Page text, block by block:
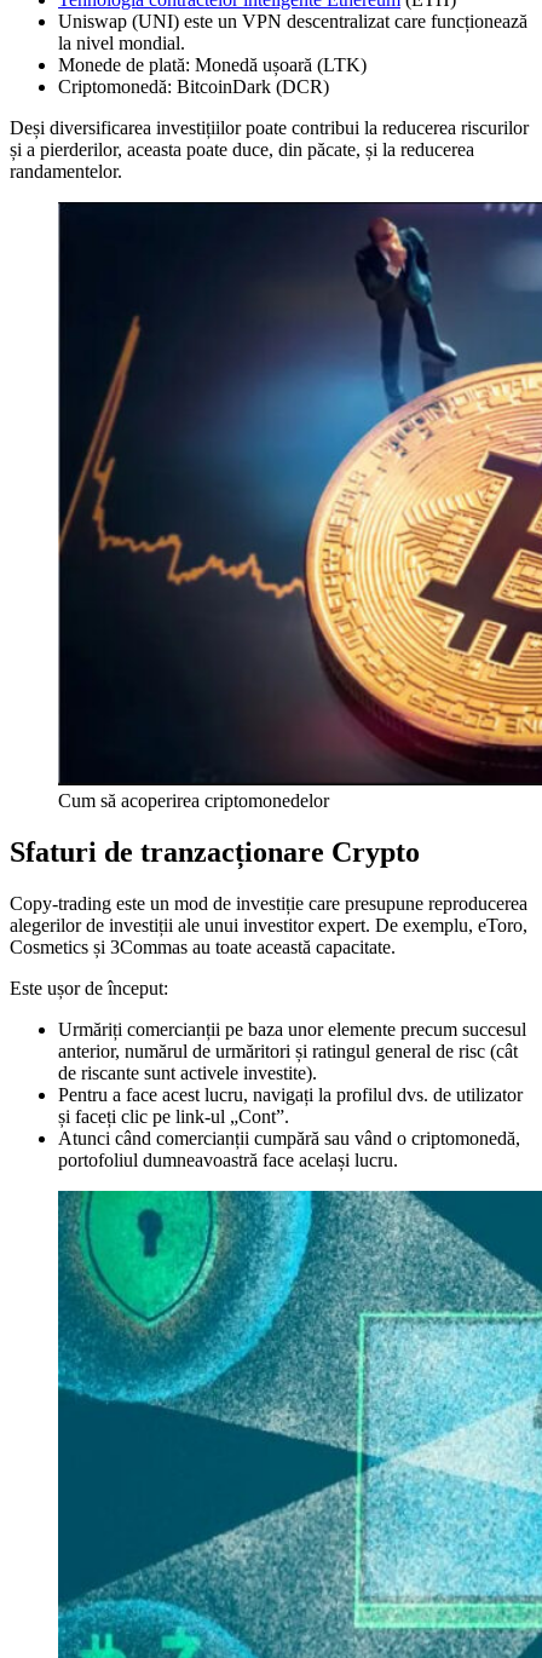
Uniswap (UNI) este un VPN descentralizat care funcționează
la nivel mondial.
Monede de plată: Monedă ușoară (LTK)
Criptomonedă: BitcoinDark (DCR)
Deși diversificarea investițiilor poate contribui la reducerea riscurilor
și a pierderilor, aceasta poate duce, din păcate, și la reducerea
randamentelor.
Cum să acoperirea criptomonedelor
Sfaturi de tranzacționare Crypto
Copy-trading este un mod de investiție care presupune reproducerea
alegerilor de investiții ale unui investitor expert. De exemplu, eToro,
Cosmetics și 3Commas au toate această capacitate.
Este ușor de început:
Urmăriți comercianții pe baza unor elemente precum succesul
anterior, numărul de urmăritori și ratingul general de risc (cât
de riscante sunt activele investite).
Pentru a face acest lucru, navigați la profilul dvs. de utilizator
și faceți clic pe link-ul „Cont”.
Atunci când comercianții cumpără sau vând o criptomonedă,
portofoliul dumneavoastră face același lucru.